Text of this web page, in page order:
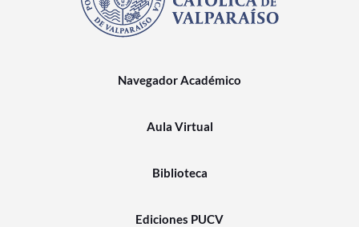
Navegador Académico
Aula Virtual
Biblioteca
Ediciones PUCV